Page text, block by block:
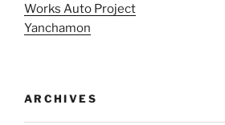
Works Auto Project
Yanchamon
ARCHIVES